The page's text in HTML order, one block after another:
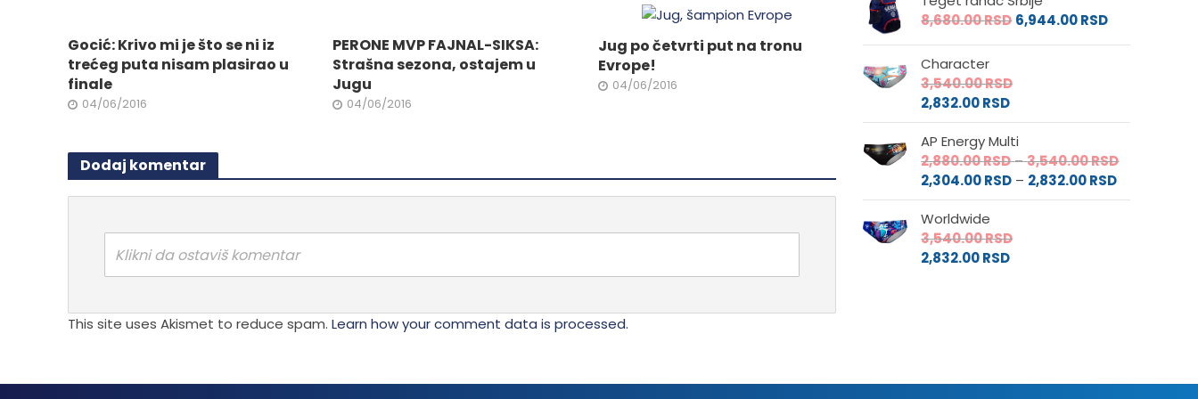
izabrane
na
stranici
proizvoda.
Gocić: Krivo mi je što se ni iz
trećeg puta nisam plasirao u
finale
04/06/2016
PERONE MVP FAJNAL-SIKSA:
Strašna sezona, ostajem u
Jugu
04/06/2016
Jug po četvrti put na tronu
Evrope!
04/06/2016
Dodaj komentar
Klikni da ostaviš komentar
This site uses Akismet to reduce spam. Learn how your comment data is processed.
8,680.00RSD 6,944.00RSD
Character
3,540.00RSD
2,832.00RSD
AP Energy Multi
2,880.00RSD–3,540.00RSDRaspon
od
2,304.00RSD – 2,832.00RSDRaspon
cena:
Worldwide
3,540.00RSD
2,832.00RSD